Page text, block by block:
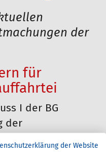
der
für
I der BG
der
am 11.
der Website